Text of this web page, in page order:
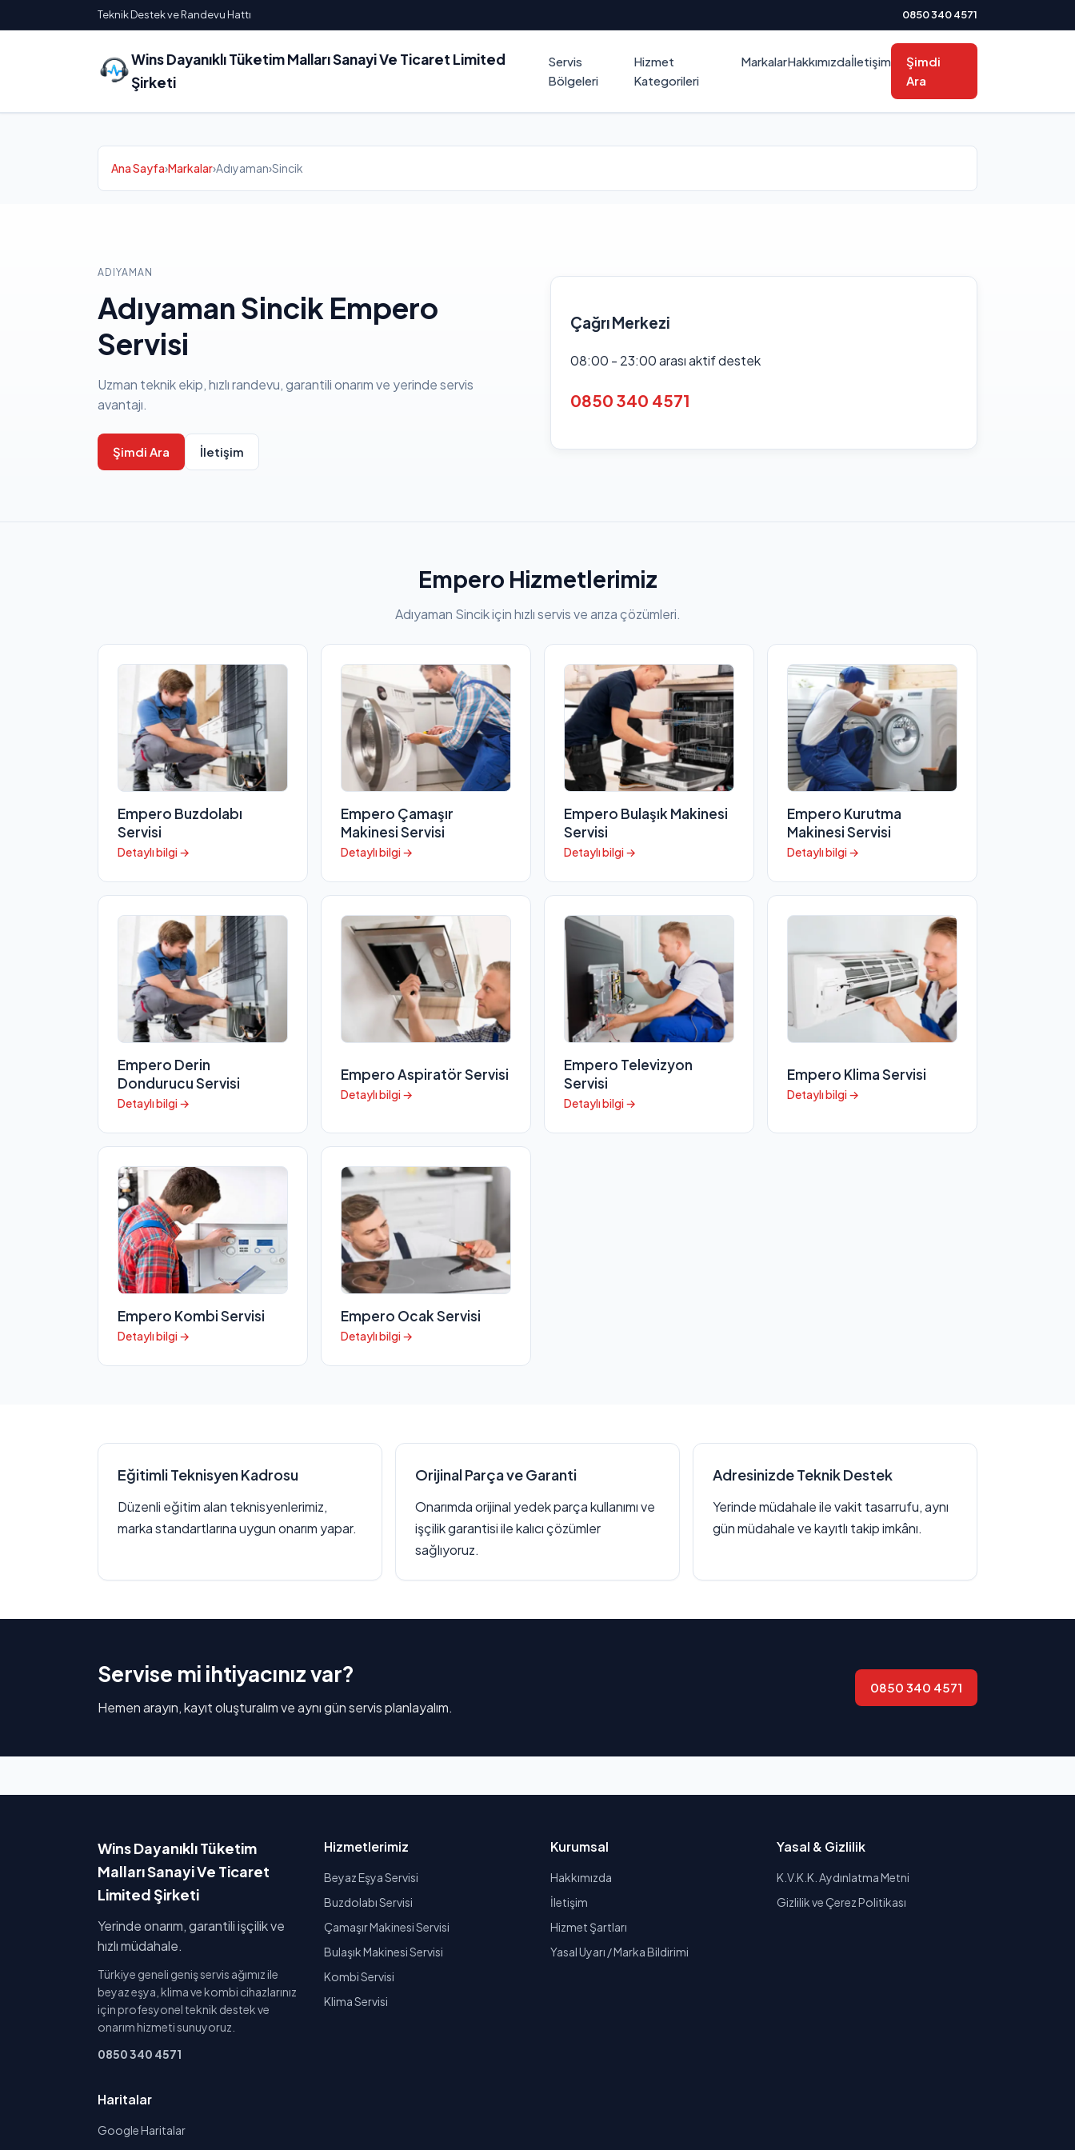
Teknik Destek ve Randevu Hattı 0850 340 4571
Wins Dayanıklı Tüketim Malları Sanayi Ve Ticaret Limited
Şirketi
Servis
Bölgeleri
Hizmet
Kategorileri
MarkalarHakkımızdaİletişim
Şimdi
Ara
Ana Sayfa›Markalar›Adıyaman›Sincik
ADIYAMAN
Adıyaman Sincik Empero
Servisi
Uzman teknik ekip, hızlı randevu, garantili onarım ve yerinde servis
avantajı.
Şimdi Ara İletişim
Çağrı Merkezi
08:00 - 23:00 arası aktif destek
0850 340 4571
Empero Hizmetlerimiz
Adıyaman Sincik için hızlı servis ve arıza çözümleri.
Empero Buzdolabı
Servisi
Detaylı bilgi →
Empero Çamaşır
Makinesi Servisi
Detaylı bilgi →
Empero Bulaşık Makinesi
Servisi
Detaylı bilgi →
Empero Kurutma
Makinesi Servisi
Detaylı bilgi →
Empero Derin
Dondurucu Servisi
Detaylı bilgi →
Empero Aspiratör Servisi
Detaylı bilgi →
Empero Televizyon
Servisi
Detaylı bilgi →
Empero Klima Servisi
Detaylı bilgi →
Empero Kombi Servisi
Detaylı bilgi →
Empero Ocak Servisi
Detaylı bilgi →
Eğitimli Teknisyen Kadrosu
Düzenli eğitim alan teknisyenlerimiz,
marka standartlarına uygun onarım yapar.
Orijinal Parça ve Garanti
Onarımda orijinal yedek parça kullanımı ve
işçilik garantisi ile kalıcı çözümler
sağlıyoruz.
Adresinizde Teknik Destek
Yerinde müdahale ile vakit tasarrufu, aynı
gün müdahale ve kayıtlı takip imkânı.
Servise mi ihtiyacınız var?
Hemen arayın, kayıt oluşturalım ve aynı gün servis planlayalım.
0850 340 4571
Wins Dayanıklı Tüketim
Malları Sanayi Ve Ticaret
Limited Şirketi
Yerinde onarım, garantili işçilik ve
hızlı müdahale.
Türkiye geneli geniş servis ağımız ile
beyaz eşya, klima ve kombi cihazlarınız
için profesyonel teknik destek ve
onarım hizmeti sunuyoruz.
0850 340 4571
Hizmetlerimiz
Beyaz Eşya Servisi
Buzdolabı Servisi
Çamaşır Makinesi Servisi
Bulaşık Makinesi Servisi
Kombi Servisi
Klima Servisi
Kurumsal
Hakkımızda
İletişim
Hizmet Şartları
Yasal Uyarı / Marka Bildirimi
Yasal & Gizlilik
K.V.K.K. Aydınlatma Metni
Gizlilik ve Çerez Politikası
Haritalar
Google Haritalar